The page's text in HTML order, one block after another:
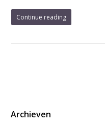
Continue reading
Archieven